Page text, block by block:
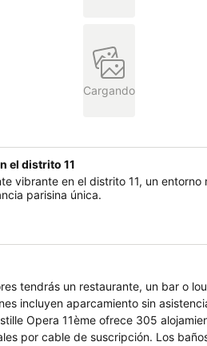
Cargando
el distrito 11
vibrante en el distrito 11, un entorno
parisina única.
tendrás un restaurante, un bar o
incluyen aparcamiento sin
Opera 11ème ofrece 305
por cable de suscripción. Los